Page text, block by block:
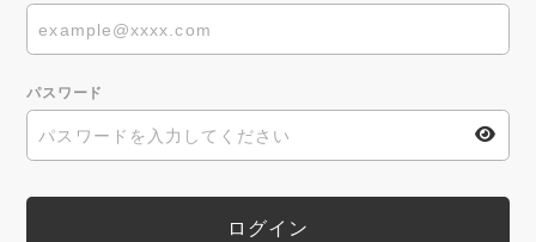
パスワード